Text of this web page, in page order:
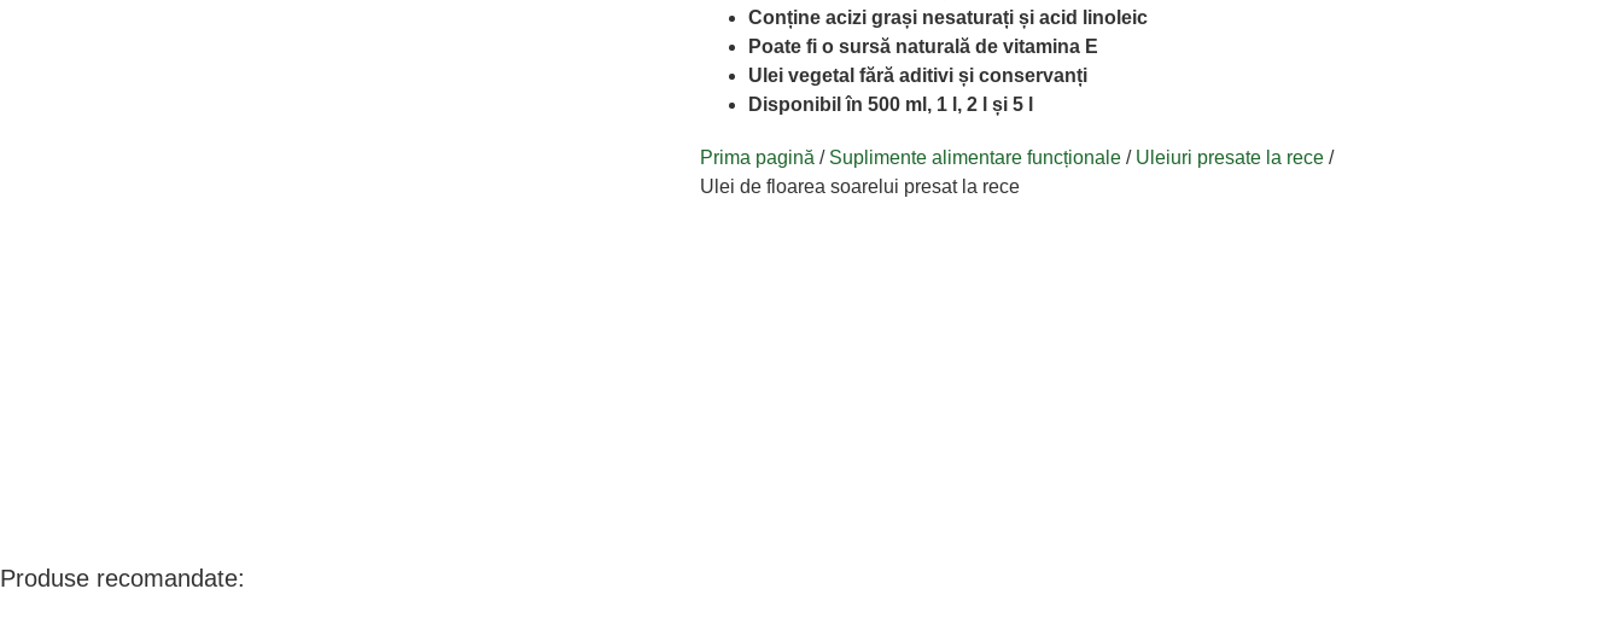
Conține acizi grași nesaturați și acid linoleic
Poate fi o sursă naturală de vitamina E
Ulei vegetal fără aditivi și conservanți
Disponibil în 500 ml, 1 l, 2 l și 5 l
Prima pagină / Suplimente alimentare funcționale / Uleiuri presate la rece /
Ulei de floarea soarelui presat la rece
Produse recomandate: